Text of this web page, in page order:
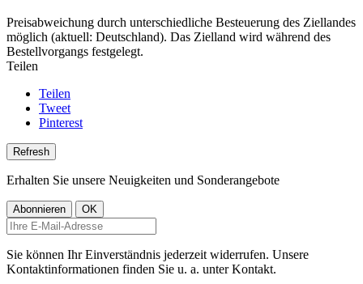
Preisabweichung durch unterschiedliche Besteuerung des Ziellandes
möglich (aktuell: Deutschland). Das Zielland wird während des
Bestellvorgangs festgelegt.
Teilen
Teilen
Tweet
Pinterest
Erhalten Sie unsere Neuigkeiten und Sonderangebote
Sie können Ihr Einverständnis jederzeit widerrufen. Unsere
Kontaktinformationen finden Sie u. a. unter Kontakt.